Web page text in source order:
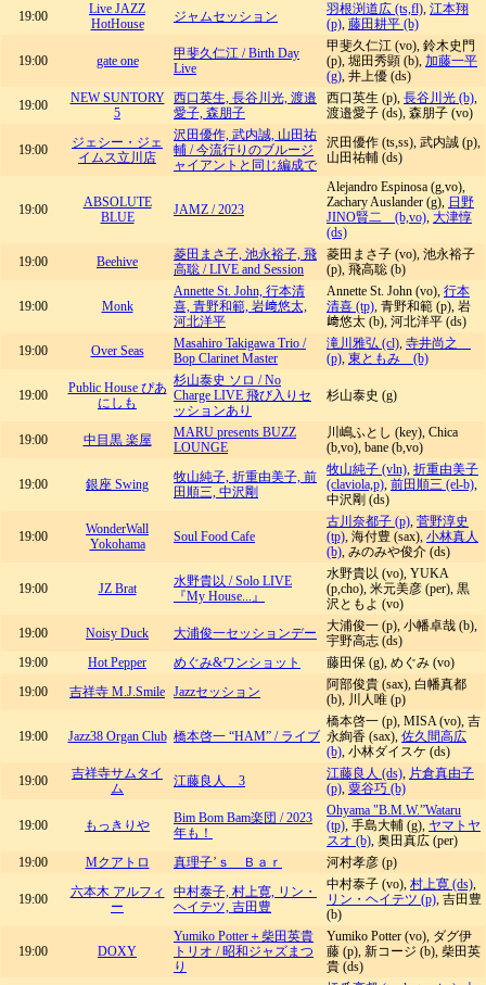
19:00
Live JAZZ
HotHouse
ジャムセッション 羽根渕道広 (ts,fl), 江本翔
(p), 藤田耕平 (b)
19:00 gate one
甲斐久仁江 / Birth Day
Live
甲斐久仁江 (vo), 鈴木史門
(p), 堀田秀顕 (b), 加藤一平
(g), 井上優 (ds)
19:00
NEW SUNTORY
5
西口英生, 長谷川光, 渡邉
愛子, 森朋子
西口英生 (p), 長谷川光 (b),
渡邉愛子 (ds), 森朋子 (vo)
19:00
ジェシー・ジェ
イムス立川店
沢田優作, 武内誠, 山田祐
輔 / 今流行りのブルージ
ャイアントと同じ編成で
沢田優作 (ts,ss), 武内誠 (p),
山田祐輔 (ds)
19:00
ABSOLUTE
BLUE
JAMZ / 2023
Alejandro Espinosa (g,vo),
Zachary Auslander (g), 日野
JINO賢二 (b,vo), 大津惇
(ds)
19:00
Beehive
菱田まさ子, 池永裕子, 飛
高聡 / LIVE and Session
菱田まさ子 (vo), 池永裕子
(p), 飛高聡 (b)
19:00 Monk
Annette St. John, 行本清
喜, 青野和範, 岩﨑悠太,
河北洋平
Annette St. John (vo), 行本
清喜 (tp), 青野和範 (p), 岩
﨑悠太 (b), 河北洋平 (ds)
19:00
Over Seas
Masahiro Takigawa Trio /
Bop Clarinet Master
滝川雅弘 (cl), 寺井尚之
(p), 東ともみ (b)
19:00
Public House ぴあ
にしも
杉山泰史 ソロ / No
Charge LIVE 飛び入りセ
ッションあり
杉山泰史 (g)
19:00 中目黒 楽屋
MARU presents BUZZ
LOUNGE
川嶋ふとし (key), Chica
(b,vo), bane (b,vo)
19:00 銀座 Swing
牧山純子, 折重由美子, 前
田順三, 中沢剛
牧山純子 (vln), 折重由美子
(claviola,p), 前田順三 (el-b),
中沢剛 (ds)
19:00
WonderWall
Yokohama
Soul Food Cafe
古川奈都子 (p), 菅野淳史
(tp), 海付豊 (sax), 小林真人
(b), みのみや俊介 (ds)
19:00 JZ Brat
水野貴以 / Solo LIVE
『My House...』
水野貴以 (vo), YUKA
(p,cho), 米元美彦 (per), 黒
沢ともよ (vo)
19:00
Noisy Duck 大浦俊一セッションデー
大浦俊一 (p), 小幡卓哉 (b),
宇野高志 (ds)
19:00
Hot Pepper めぐみ&ワンショット
藤田保 (g), めぐみ (vo)
19:00
吉祥寺 M.J.Smile Jazzセッション
阿部俊貴 (sax), 白幡真都
(b), 川人唯 (p)
19:00 Jazz38 Organ Club 橋本啓一 “HAM” / ライブ
橋本啓一 (p), MISA (vo), 吉
永絢香 (sax), 佐久間高広
(b), 小林ダイスケ (ds)
19:00
吉祥寺サムタイ
ム
江藤良人 3 江藤良人 (ds), 片倉真由子
(p), 粟谷巧 (b)
19:00 もっきりや
Bim Bom Bam楽団 / 2023
年も！
Ohyama "B.M.W.”Wataru
(tp), 手島大輔 (g), ヤマトヤ
スオ (b), 奥田真広 (per)
19:00
Mクアトロ 真理子’ｓ Ｂａｒ 河村孝彦 (p)
19:00
六本木 アルフィ
ー
中村泰子, 村上寛, リン・
ヘイテツ, 吉田豊
中村泰子 (vo), 村上寛 (ds),
リン・ヘイテツ (p), 吉田豊
(b)
19:00 DOXY
Yumiko Potter＋柴田英貴
トリオ / 昭和ジャズまつ
り
Yumiko Potter (vo), ダグ伊
藤 (p), 新コージ (b), 柴田英
貴 (ds)